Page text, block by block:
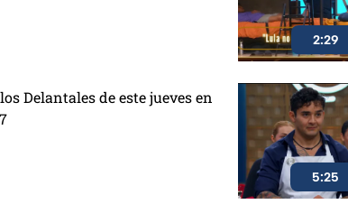
2:29
Delantales de este jueves en
5:25